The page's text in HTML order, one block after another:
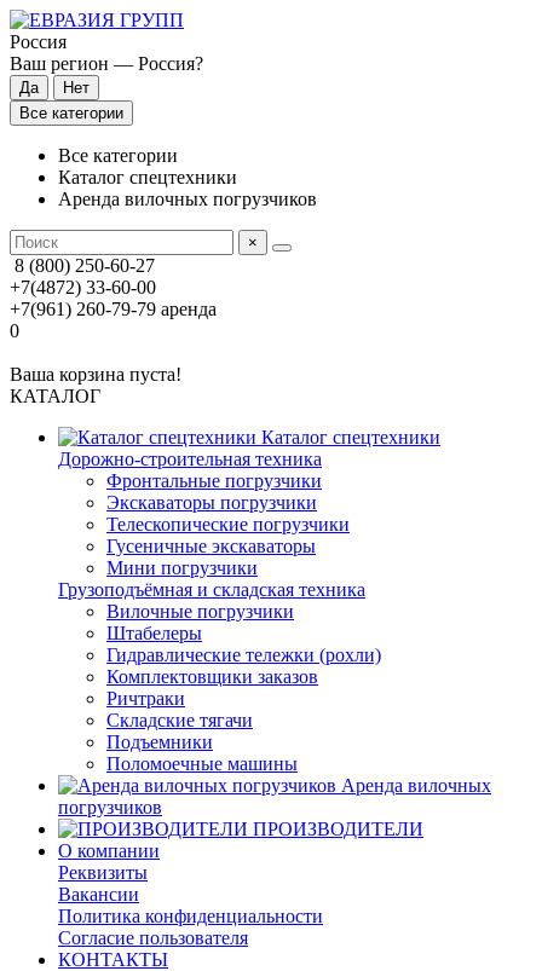
Россия
Ваш регион — Россия?
Все категории
Все категории
Каталог спецтехники
Аренда вилочных погрузчиков
×
8 (800) 250-60-27
+7(4872) 33-60-00
+7(961) 260-79-79 аренда
0
Ваша корзина пуста!
КАТАЛОГ
Каталог спецтехники
Дорожно-строительная техника
Фронтальные погрузчики
Экскаваторы погрузчики
Телескопические погрузчики
Гусеничные экскаваторы
Мини погрузчики
Грузоподъёмная и складская техника
Вилочные погрузчики
Штабелеры
Гидравлические тележки (рохли)
Комплектовщики заказов
Ричтраки
Складские тягачи
Подъемники
Поломоечные машины
Аренда вилочных
погрузчиков
ПРОИЗВОДИТЕЛИ
О компании
Реквизиты
Вакансии
Политика конфиденциальности
Согласие пользователя
КОНТАКТЫ